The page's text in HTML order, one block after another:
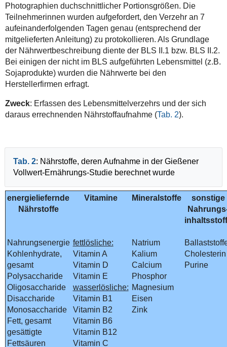
Photographien duchschnittlicher Portionsgrößen. Die
Teilnehmerinnen wurden aufgefordert, den Verzehr an 7
aufeinanderfolgenden Tagen genau (entsprechend der
mitgelieferten Anleitung) zu protokollieren. Als Grundlage
der Nährwertbeschreibung diente der BLS II.1 bzw. BLS II.2.
Bei einigen der nicht im BLS aufgeführten Lebensmittel (z.B.
Sojaprodukte) wurden die Nährwerte bei den
Herstellerfirmen erfragt.
Zweck: Erfassen des Lebensmittelverzehrs und der sich
daraus errechnenden Nährstoffaufnahme (Tab. 2).
Tab. 2: Nährstoffe, deren Aufnahme in der Gießener
Vollwert-Ernährungs-Studie berechnet wurde
energieliefernde
Nährstoffe
Vitamine Mineralstoffe
sonstige
Nahrungsenergie
Kohlenhydrate,
gesamt
Polysaccharide
Oligosaccharide
Disaccharide
Monosaccharide
Fett, gesamt
gesättigte
Fettsäuren
fettlösliche:
Vitamin A
Vitamin D
Vitamin E
wasserlösliche:
Vitamin B1
Vitamin B2
Vitamin B6
Vitamin B12
Vitamin C
Natrium
Kalium
Calcium
Phosphor
Magnesium
Eisen
Zink
Cholesterin
Purine